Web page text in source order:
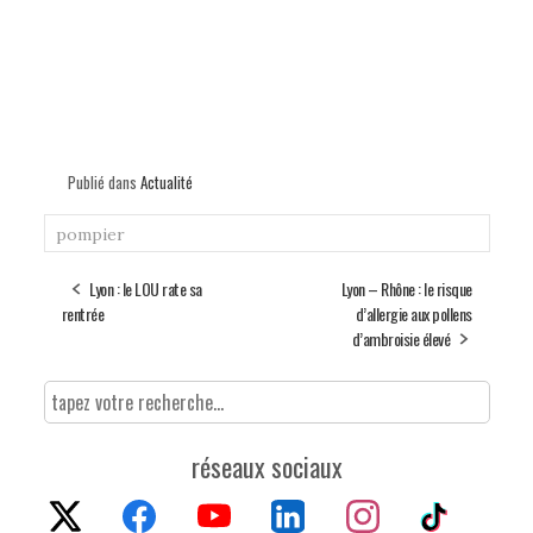
Publié dans Actualité
pompier
Lyon : le LOU rate sa
rentrée
Lyon – Rhône : le risque
d’allergie aux pollens
d’ambroisie élevé
réseaux sociaux